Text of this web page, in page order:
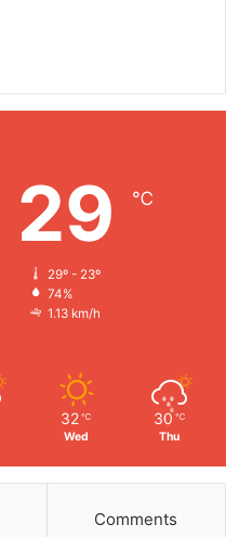
29 ℃
29º - 23º
74%
1.13 km/h
32 ℃
Wed
30 ℃
Thu
Comments